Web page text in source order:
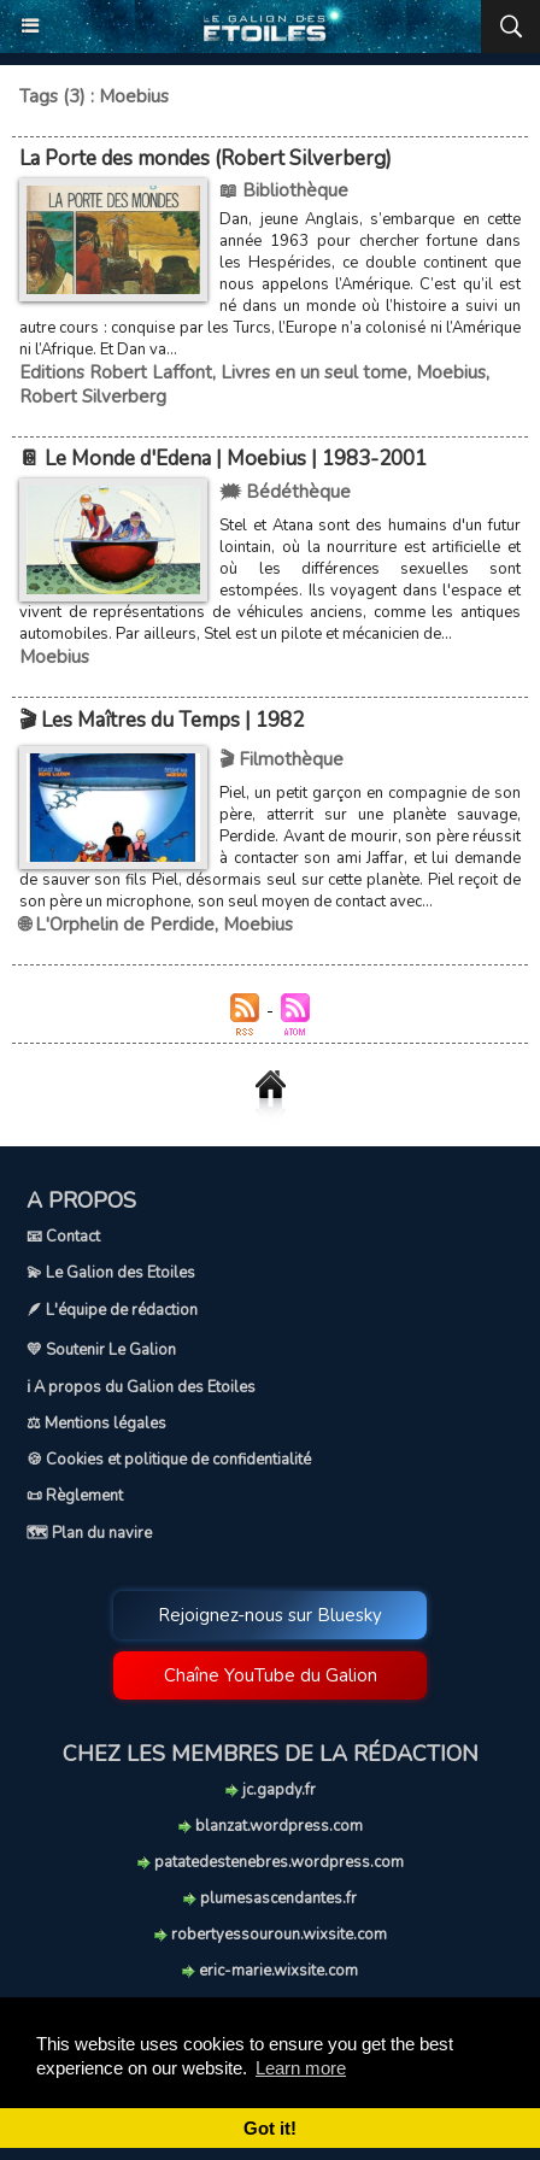
This website uses cookies to ensure you get the best
experience on our website. Learn more
Got it!
Tags (3) : Moebius
La Porte des mondes (Robert Silverberg)
📖 Bibliothèque
Dan, jeune Anglais, s’embarque en cette
année 1963 pour chercher fortune dans
les Hespérides, ce double continent que
nous appelons l’Amérique. C’est qu’il est
né dans un monde où l’histoire a suivi un
autre cours : conquise par les Turcs, l’Europe n’a colonisé ni l’Amérique
ni l’Afrique. Et Dan va...
Editions Robert Laffont, Livres en un seul tome, Moebius,
Robert Silverberg
📔 Le Monde d'Edena | Moebius | 1983-2001
🗯️ Bédéthèque
Stel et Atana sont des humains d'un futur
lointain, où la nourriture est artificielle et
où les différences sexuelles sont
estompées. Ils voyagent dans l'espace et
vivent de représentations de véhicules anciens, comme les antiques
automobiles. Par ailleurs, Stel est un pilote et mécanicien de...
Moebius
🎬 Les Maîtres du Temps | 1982
🎬 Filmothèque
Piel, un petit garçon en compagnie de son
père, atterrit sur une planète sauvage,
Perdide. Avant de mourir, son père réussit
à contacter son ami Jaffar, et lui demande
de sauver son fils Piel, désormais seul sur cette planète. Piel reçoit de
son père un microphone, son seul moyen de contact avec...
🌐 L'Orphelin de Perdide, Moebius
A PROPOS
📧 Contact
💫 Le Galion des Etoiles
🪶 L'équipe de rédaction
💛 Soutenir Le Galion
ℹ️ A propos du Galion des Etoiles
⚖️ Mentions légales
🍪 Cookies et politique de confidentialité
📜 Règlement
🗺️ Plan du navire
Rejoignez-nous sur Bluesky
Chaîne YouTube du Galion
CHEZ LES MEMBRES DE LA RÉDACTION
jc.gapdy.fr
blanzat.wordpress.com
patatedestenebres.wordpress.com
plumesascendantes.fr
robertyessouroun.wixsite.com
eric-marie.wixsite.com
soufflereve.blogspot.com
Ce site est réalisé et maintenu avec coeur et passion.